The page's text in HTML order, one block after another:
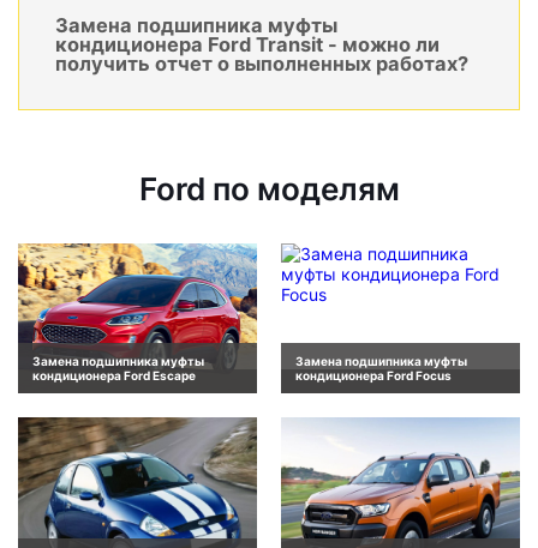
Замена подшипника муфты
кондиционера Ford Transit - можно ли
получить отчет о выполненных работах?
Ford по моделям
Замена подшипника муфты
кондиционера Ford Escape
Замена подшипника муфты
кондиционера Ford Focus